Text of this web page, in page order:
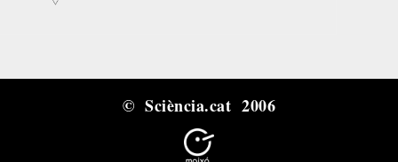
© Sciència.cat 2006